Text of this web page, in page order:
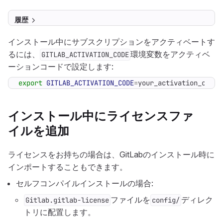
履歴
インストール中にサブスクリプションをアクティベートす
るには、
GITLAB_ACTIVATION_CODE環境変数をアクティベ
ーションコードで設定します:
export GITLAB_ACTIVATION_CODE=your_activation_code
インストール中にライセンスファ
イルを追加
ライセンスをお持ちの場合は、GitLabのインストール時に
インポートすることもできます。
セルフコンパイルインストールの場合:
Gitlab.gitlab-license ファイルを config/ ディレク
トリに配置します。